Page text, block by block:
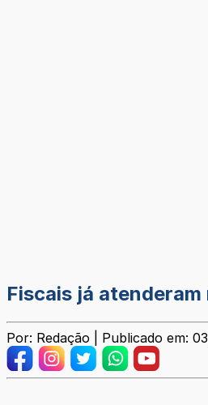
Fiscais já
Por: Redação | Publicado em: